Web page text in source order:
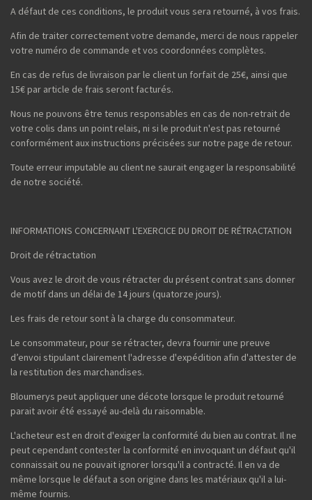
A défaut de ces conditions, le produit vous sera retourné, à vos frais.
Afin de traiter correctement votre demande, merci de nous rappeler
votre numéro de commande et vos coordonnées complètes.
En cas de refus de livraison par le client un forfait de 25€, ainsi que
15€ par article de frais seront facturés.
Nous ne pouvons être tenus responsables en cas de non-retrait de
votre colis dans un point relais, ni si le produit n'est pas retourné
conformément aux instructions précisées sur notre page de retour.
Toute erreur imputable au client ne saurait engager la responsabilité
de notre société.
INFORMATIONS CONCERNANT L'EXERCICE DU DROIT DE RÉTRACTATION
Droit de rétractation
Vous avez le droit de vous rétracter du présent contrat sans donner
de motif dans un délai de 14 jours (quatorze jours).
Les frais de retour sont à la charge du consommateur.
Le consommateur, pour se rétracter, devra fournir une preuve
d’envoi stipulant clairement l'adresse d'expédition afin d'attester de
la restitution des marchandises.
Bloumerys peut appliquer une décote lorsque le produit retourné
parait avoir été essayé au-delà du raisonnable.
L'acheteur est en droit d'exiger la conformité du bien au contrat. Il ne
peut cependant contester la conformité en invoquant un défaut qu'il
connaissait ou ne pouvait ignorer lorsqu'il a contracté. Il en va de
même lorsque le défaut a son origine dans les matériaux qu'il a lui-
même fournis.